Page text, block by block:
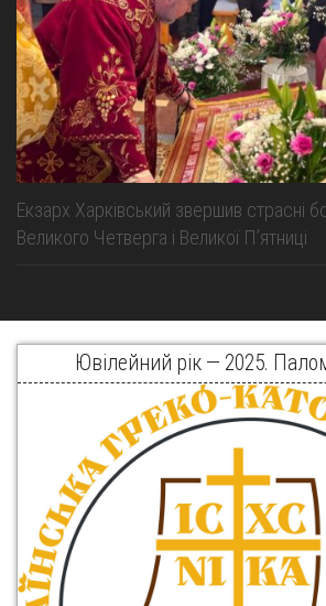
Екзарх Харківський звершив страсні
Великого Четверга і Великої Пʼятниці
Ювілейний рік — 2025.